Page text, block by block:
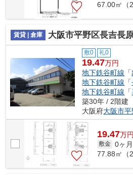
67.00㎡（
賃貸 | 倉庫 大阪市平野区長吉長
敷0 礼0
19.47万円
地下鉄谷町線 「
地下鉄谷町線 「
地下鉄谷町線 「
築30年 / 2階建
大阪府大阪市
19.47万円
敷金 0ヶ月
77.88㎡（